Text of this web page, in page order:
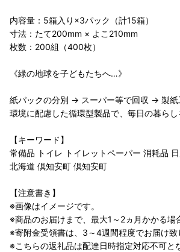
内容量：5箱入り×3パック（計15箱）
寸法：たて200mm × よこ210mm
枚数：200組（400枚）
《緑の地球を子どもたちへ…》
紙パックの分別 → スーパー等で回収 → 製
環境に配慮した循環型製品で、毎日の暮らし
【キーワード】
常備品 トイレ トイレットペーパー 消耗品
北海道 倶知安町 倶知安町
【注意書き】
※画像はイメージです。
※商品のお届けまで、最大1～2ヵ月かかる場
※寄附金受領書は、3～4週間程度でお届け致
※こちらの返礼品は配達日時指定対応不可と